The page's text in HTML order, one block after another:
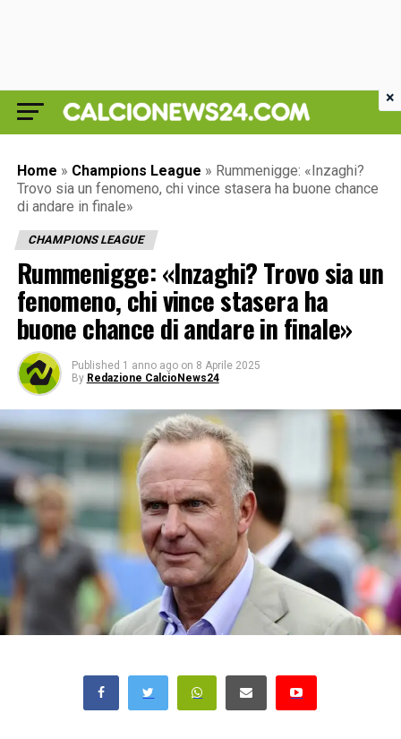
Home » Champions League » Rummenigge: «Inzaghi?
Trovo sia un fenomeno, chi vince stasera ha buone chance
di andare in finale»
CHAMPIONS LEAGUE
Rummenigge: «Inzaghi? Trovo sia un
fenomeno, chi vince stasera ha
buone chance di andare in finale»
Published 1 anno ago on 8 Aprile 2025
By Redazione CalcioNews24
×